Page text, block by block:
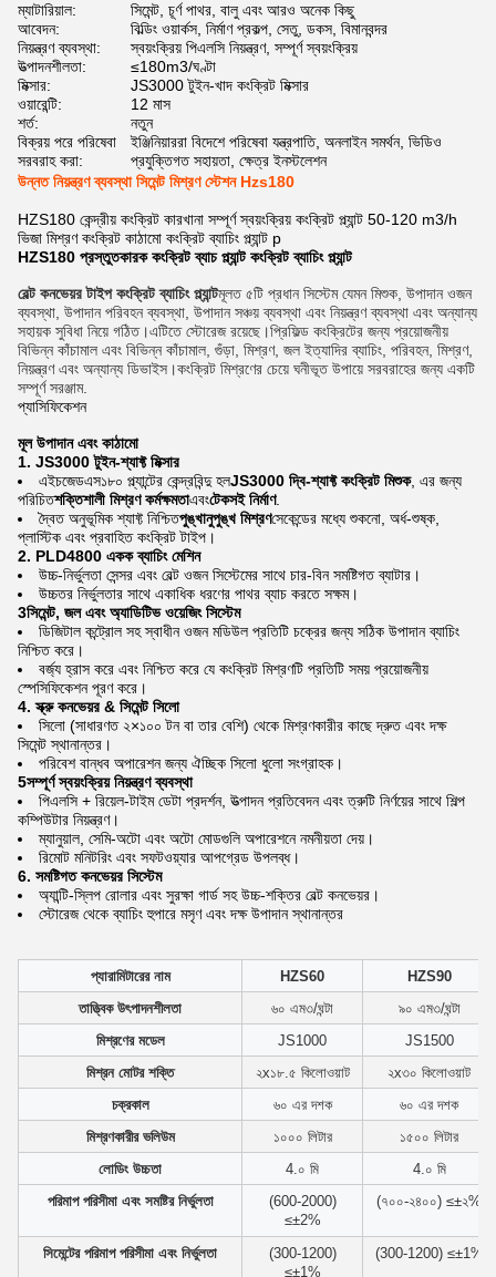
ম্যাটারিয়াল:
সিমেন্ট, চূর্ণ পাথর, বালু এবং আরও অনেক কিছু
আবেদন:
বিল্ডিং ওয়ার্কস, নির্মাণ প্রকল্প, সেতু, ডকস, বিমানবন্দর
নিয়ন্ত্রণ ব্যবস্থা:
স্বয়ংক্রিয় পিএলসি নিয়ন্ত্রণ, সম্পূর্ণ স্বয়ংক্রিয়
উত্পাদনশীলতা:
≤180m3/ঘণ্টা
মিক্সার:
JS3000 টুইন-খাদ কংক্রিট মিক্সার
ওয়ারেন্টি:
12 মাস
শর্ত:
নতুন
বিক্রয় পরে পরিষেবা
সরবরাহ করা:
ইঞ্জিনিয়াররা বিদেশে পরিষেবা যন্ত্রপাতি, অনলাইন সমর্থন, ভিডিও
প্রযুক্তিগত সহায়তা, ক্ষেত্র ইনস্টলেশন
উন্নত নিয়ন্ত্রণ ব্যবস্থা সিমেন্ট মিশ্রণ স্টেশন Hzs180
HZS180 কেন্দ্রীয় কংক্রিট কারখানা সম্পূর্ণ স্বয়ংক্রিয় কংক্রিট প্ল্যান্ট 50-120 m3/h
ভিজা মিশ্রণ কংক্রিট কাঠামো কংক্রিট ব্যাচিং প্ল্যান্ট p
HZS180 প্রস্তুতকারক কংক্রিট ব্যাচ প্ল্যান্ট কংক্রিট ব্যাচিং প্ল্যান্ট
বেল্ট কনভেয়র টাইপ কংক্রিট ব্যাচিং প্ল্যান্টমূলত ৫টি প্রধান সিস্টেম যেমন মিশুক, উপাদান ওজন
ব্যবস্থা, উপাদান পরিবহন ব্যবস্থা, উপাদান সঞ্চয় ব্যবস্থা এবং নিয়ন্ত্রণ ব্যবস্থা এবং অন্যান্য
সহায়ক সুবিধা নিয়ে গঠিত।এটিতে স্টোরেজ রয়েছে।প্রিফিল্ড কংক্রিটের জন্য প্রয়োজনীয়
বিভিন্ন কাঁচামাল এবং বিভিন্ন কাঁচামাল, গুঁড়া, মিশ্রণ, জল ইত্যাদির ব্যাচিং, পরিবহন, মিশ্রণ,
নিয়ন্ত্রণ এবং অন্যান্য ডিভাইস।কংক্রিট মিশ্রণের চেয়ে ঘনীভূত উপায়ে সরবরাহের জন্য একটি
সম্পূর্ণ সরঞ্জাম.
প্যাসিফিকেশন
মূল উপাদান এবং কাঠামো
1. JS3000 টুইন-শ্যাফ্ট মিক্সার
এইচজেডএস১৮০ প্ল্যান্টের কেন্দ্রবিন্দু হলJS3000 দ্বি-শ্যাফ্ট কংক্রিট মিশুক, এর জন্য
পরিচিতশক্তিশালী মিশ্রণ কর্মক্ষমতাএবংটেকসই নির্মাণ.
দ্বৈত অনুভূমিক শ্যাফ্ট নিশ্চিতপুঙ্খানুপুঙ্খ মিশ্রণসেকেন্ডের মধ্যে শুকনো, অর্ধ-শুষ্ক,
প্লাস্টিক এবং প্রবাহিত কংক্রিট টাইপ।
2. PLD4800 একক ব্যাচিং মেশিন
উচ্চ-নির্ভুলতা সেন্সর এবং বেল্ট ওজন সিস্টেমের সাথে চার-বিন সমষ্টিগত ব্যাটার।
উচ্চতর নির্ভুলতার সাথে একাধিক ধরণের পাথর ব্যাচ করতে সক্ষম।
3সিমেন্ট, জল এবং অ্যাডিটিভ ওয়েজিং সিস্টেম
ডিজিটাল কন্ট্রোল সহ স্বাধীন ওজন মডিউল প্রতিটি চক্রের জন্য সঠিক উপাদান ব্যাচিং
নিশ্চিত করে।
বর্জ্য হ্রাস করে এবং নিশ্চিত করে যে কংক্রিট মিশ্রণটি প্রতিটি সময় প্রয়োজনীয়
স্পেসিফিকেশন পূরণ করে।
4. স্ক্রু কনভেয়র & সিমেন্ট সিলো
সিলো (সাধারণত ২×১০০ টন বা তার বেশি) থেকে মিশ্রণকারীর কাছে দ্রুত এবং দক্ষ
সিমেন্ট স্থানান্তর।
পরিবেশ বান্ধব অপারেশন জন্য ঐচ্ছিক সিলো ধুলো সংগ্রাহক।
5সম্পূর্ণ স্বয়ংক্রিয় নিয়ন্ত্রণ ব্যবস্থা
পিএলসি + রিয়েল-টাইম ডেটা প্রদর্শন, উত্পাদন প্রতিবেদন এবং ত্রুটি নির্ণয়ের সাথে শিল্প
কম্পিউটার নিয়ন্ত্রণ।
ম্যানুয়াল, সেমি-অটো এবং অটো মোডগুলি অপারেশনে নমনীয়তা দেয়।
রিমোট মনিটরিং এবং সফটওয়্যার আপগ্রেড উপলব্ধ।
6. সমষ্টিগত কনভেয়র সিস্টেম
অ্যান্টি-স্লিপ রোলার এবং সুরক্ষা গার্ড সহ উচ্চ-শক্তির বেল্ট কনভেয়র।
স্টোরেজ থেকে ব্যাচিং হুপারে মসৃণ এবং দক্ষ উপাদান স্থানান্তর
প্যারামিটারের নাম HZS60
HZS90
তাত্ত্বিক উৎপাদনশীলতা
৬০ এম৩/ঘন্টা
৯০ এম৩/ঘন্টা
মিশ্রণের মডেল
JS1000
JS1500
মিশ্রন মোটর শক্তি
২x১৮.৫ কিলোওয়াট
২x৩০ কিলোওয়াট
চক্রকাল
৬০ এর দশক
৬০ এর দশক
মিশ্রণকারীর ভলিউম
১০০০ লিটার
১৫০০ লিটার
লোডিং উচ্চতা
4.০ মি
4.০ মি
পরিমাপ পরিসীমা এবং সমষ্টির নির্ভুলতা
(600-2000)
≤±2%
(৭০০-২৪০০) ≤±২%
সিমেন্টের পরিমাপ পরিসীমা এবং নির্ভুলতা
(300-1200)
≤±1%
(300-1200) ≤±1%